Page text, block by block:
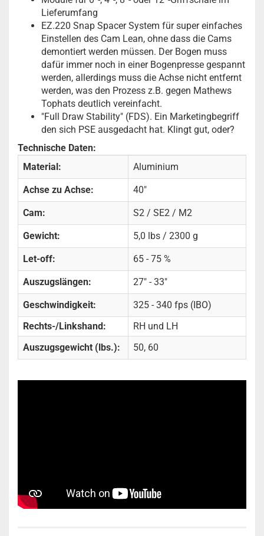
Lieferumfang
EZ.220 Snap Spacer System für super einfaches
Einstellen des Cam Lean, ohne dass die Cams
demontiert werden müssen. Der Bogen muss
dafür immer noch in einer Bogenpresse gespannt
werden, allerdings muss die Achse nicht entfernt
werden, was den Prozess z.B. gegen Mathews
Tophats deutlich vereinfacht.
"Full Draw Stability" (FDS). Ein Marketingbegriff
den sich PSE ausgedacht hat. Klingt gut, oder?
Technische Daten:
Material:
Aluminium
Achse zu Achse: 40"
Cam: S2 / SE2 / M2
Gewicht: 5,0 lbs / 2300 g
Let-off: 65 - 75 %
Auszugslängen: 27" - 33"
Geschwindigkeit:
325 - 340 fps (IBO)
Rechts-/Linkshand:
RH und LH
Auszugsgewicht (lbs.):
50, 60